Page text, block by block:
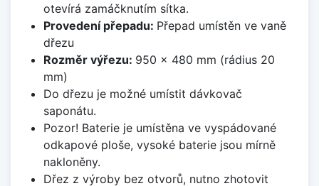
otevírá zamáčknutím sítka.
Provedení přepadu: Přepad umístěn ve vaně
dřezu
Rozměr výřezu: 950 x 480 mm (rádius 20
mm)
Do dřezu je možné umístit dávkovač
saponátu.
Pozor! Baterie je umístěna ve vyspádované
odkapové ploše, vysoké baterie jsou mírně
nakloněny.
Dřez z výroby bez otvorů, nutno zhotovit